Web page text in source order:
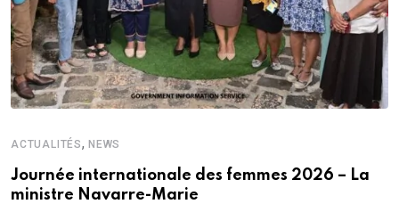
ACTUALITÉS, NEWS
Journée internationale des femmes 2026 – La
ministre Navarre-Marie